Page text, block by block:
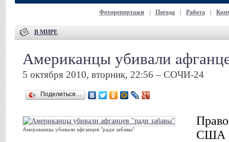
Фоторепортажи Погода Работа
В МИРЕ
Американцы убивали
5 октября 2010, вторник, 22:56 – СОЧИ-24
Поделиться…
Американцы убивали aфганцев "ради забавы"
США